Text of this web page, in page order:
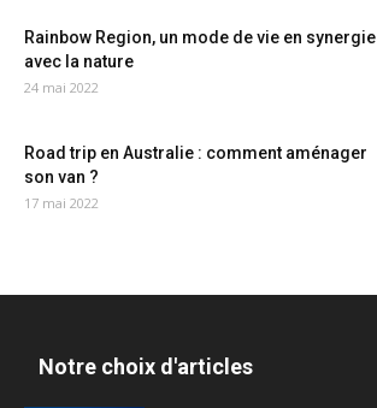
Rainbow Region, un mode de vie en synergie
avec la nature
24 mai 2022
Road trip en Australie : comment aménager
son van ?
17 mai 2022
Notre choix d'articles